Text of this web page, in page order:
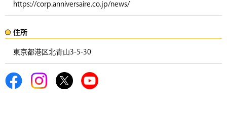
https://corp.anniversaire.co.jp/news/
住所​​
東京都港区北青山3-5-30 ​